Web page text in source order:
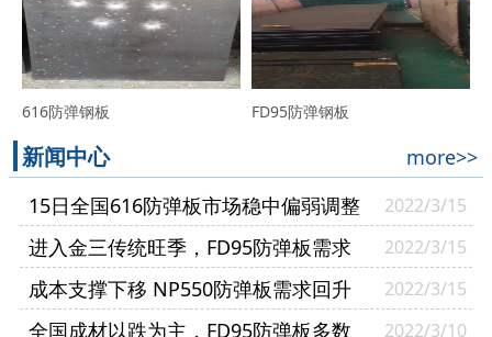
616防弹钢板 FD95防弹钢板
新闻中心
more>>
15日全国616防弹板市场稳中偏弱调整
2022/3/15
进入金三传统旺季，FD95防弹板需求
逐渐复苏
2022/3/15
成本支撑下移 NP550防弹板需求回升
幅度有限
2022/3/15
全国成材以跌为主，FD95防弹板多数 2022/3/10